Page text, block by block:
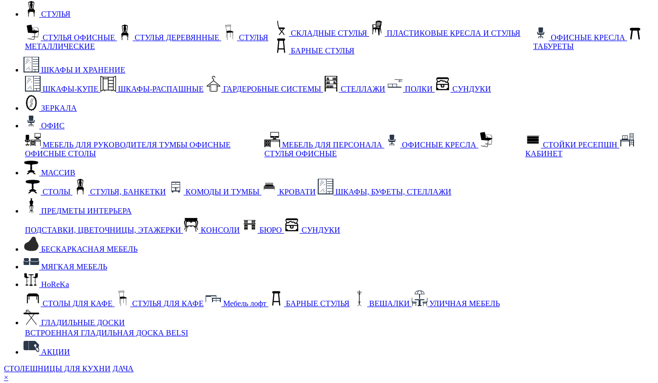
СТУЛЬЯ
СТУЛЬЯ ОФИСНЫЕ СТУЛЬЯ ДЕРЕВЯННЫЕ
СТУЛЬЯ
МЕТАЛЛИЧЕСКИЕ
СКЛАДНЫЕ СТУЛЬЯ ПЛАСТИКОВЫЕ КРЕСЛА И СТУЛЬЯ
БАРНЫЕ СТУЛЬЯ
ОФИСНЫЕ КРЕСЛА
ТАБУРЕТЫ
ШКАФЫ И ХРАНЕНИЕ
ШКАФЫ-КУПЕ ШКАФЫ-РАСПАШНЫЕ ГАРДЕРОБНЫЕ СИСТЕМЫ СТЕЛЛАЖИ ПОЛКИ СУНДУКИ
ЗЕРКАЛА
ОФИС
МЕБЕЛЬ ДЛЯ РУКОВОДИТЕЛЯ ТУМБЫ ОФИСНЫЕ
ОФИСНЫЕ СТОЛЫ
МЕБЕЛЬ ДЛЯ ПЕРСОНАЛА
ОФИСНЫЕ КРЕСЛА
СТУЛЬЯ ОФИСНЫЕ
СТОЙКИ РЕСЕПШН
КАБИНЕТ
МАССИВ
СТОЛЫ СТУЛЬЯ, БАНКЕТКИ КОМОДЫ И ТУМБЫ КРОВАТИ ШКАФЫ, БУФЕТЫ, СТЕЛЛАЖИ
ПРЕДМЕТЫ ИНТЕРЬЕРА
ПОДСТАВКИ, ЦВЕТОЧНИЦЫ, ЭТАЖЕРКИ КОНСОЛИ БЮРО СУНДУКИ
БЕСКАРКАСНАЯ МЕБЕЛЬ
МЯГКАЯ МЕБЕЛЬ
HoReKa
СТОЛЫ ДЛЯ КАФЕ СТУЛЬЯ ДЛЯ КАФЕ Мебель лофт БАРНЫЕ СТУЛЬЯ ВЕШАЛКИ УЛИЧНАЯ МЕБЕЛЬ
ГЛАДИЛЬНЫЕ ДОСКИ
ВСТРОЕННАЯ ГЛАДИЛЬНАЯ ДОСКА BELSI
АКЦИИ
СТОЛЕШНИЦЫ ДЛЯ КУХНИ ДАЧА
×